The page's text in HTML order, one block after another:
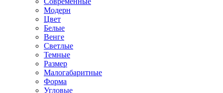
Модерн
Цвет
Белые
Венге
Светлые
Темные
Размер
Малогабаритные
Форма
Угловые